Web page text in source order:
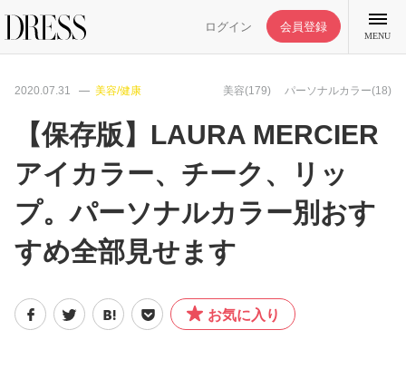
ログイン 会員登録
MENU
特集記事
DRESS部活
ファッション
2020.07.31 美容/健康 美容(179) パーソナルカラー(18)
【保存版】LAURA MERCIER
アイカラー、チーク、リッ
プ。パーソナルカラー別おす
すめ全部見せます
お気に入り